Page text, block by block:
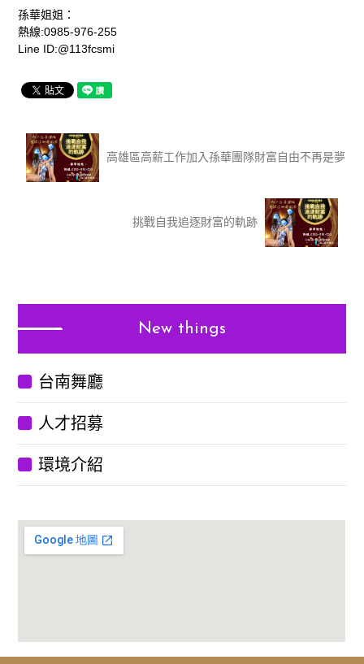
孫華姐姐：
熱線:0985-976-255
Line ID:@113fcsmi
高雄區高薪工作加入孫華團隊財富自由不再是夢
挑戰自我追逐財富的軌跡
New things
台南舞廳
人才招募
環境介紹